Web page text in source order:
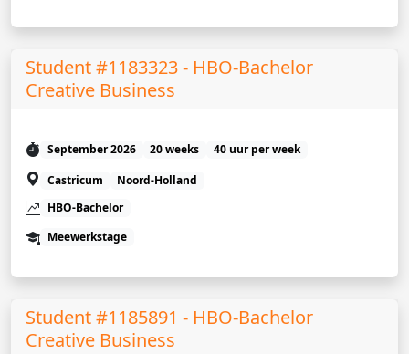
Student #1183323 - HBO-Bachelor
Creative Business
September 2026 20 weeks
40 uur per week
Castricum
Noord-Holland
HBO-Bachelor
Meewerkstage
Student #1185891 - HBO-Bachelor
Creative Business